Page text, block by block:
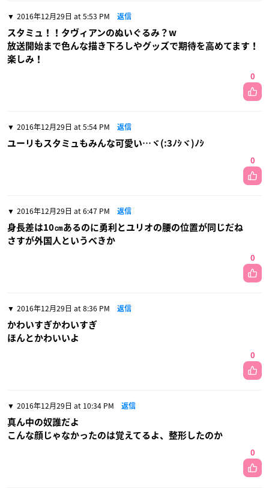
2016年12月29日 at 5:53 PM 返信
スタミュ！！タヴィアンのぬいぐるみ？w
放送開始まで色んな描き下ろしやグッズで期待を高めてます！
楽しみ！
0
2016年12月29日 at 5:54 PM 返信
ユーリもスタミュもみんな可愛い…ヾ(:3ﾉｼヾ)ﾉｼ
0
2016年12月29日 at 6:47 PM 返信
身長差は10㎝あるのに勇利とユリオの腰の位置が同じだね
さすが外国人というべきか
0
2016年12月29日 at 8:36 PM 返信
かわいすぎかわいすぎ
ほんとかわいいよ
0
2016年12月29日 at 10:34 PM 返信
真ん中の奴誰だよ
こんな顔じゃなかったのは覚えてるよ、整形したのか
0